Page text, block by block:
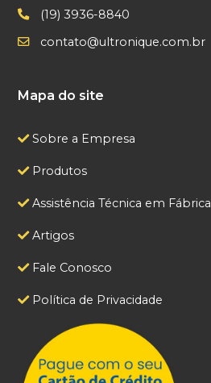
(19) 3936-8840
contato@ultronique.com.br
Mapa do site
Sobre a Empresa
Produtos
Assistência Técnica em Fábrica
Artigos
Fale Conosco
Política de Privacidade